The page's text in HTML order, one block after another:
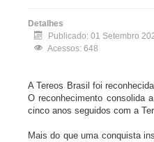
Detalhes
Publicado: 01 Setembro
Acessos: 648
A Tereos Brasil foi
O reconhecimento consolida
cinco anos seguidos com a
Mais do que uma conquista